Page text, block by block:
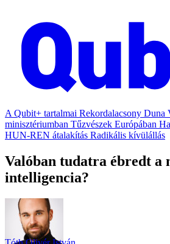
A Qubit+ tartalmai Rekordalacsony Duna
minisztériumban Tűzvészek Európában
HUN-REN átalakítás Radikális kívülállás
Valóban tudatra ébredt a
intelligencia?